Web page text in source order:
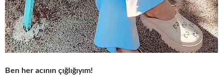
Ben her acının çığlığıyım!